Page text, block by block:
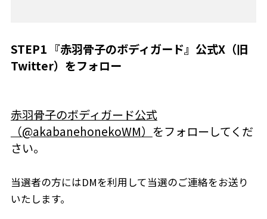
STEP1 『赤羽骨子のボディガード』公式X（旧
Twitter）をフォロー
赤羽骨子のボディガード公式
（@akabanehonekoWM） をフォローしてくだ
さい。
当選者の方にはDMを利用して当選のご連絡をお送り
いたします。